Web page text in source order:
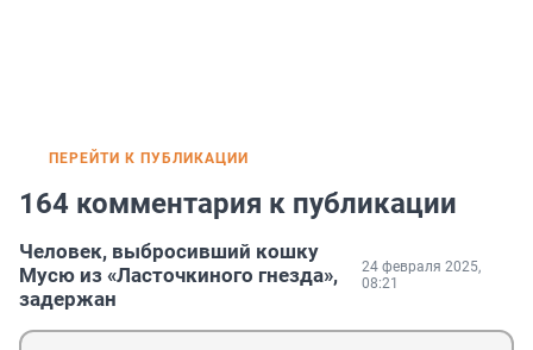
ПЕРЕЙТИ К ПУБЛИКАЦИИ
164 комментария к публикации
Человек, выбросивший кошку
Мусю из «Ласточкиного гнезда»,
задержан
24 февраля 2025,
08:21